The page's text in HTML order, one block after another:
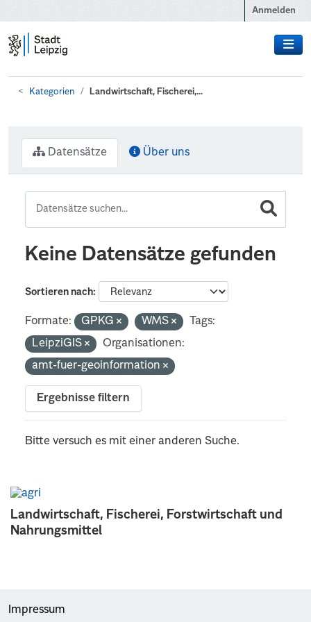
Anmelden
Kategorien Landwirtschaft, Fischerei,...
Landwirtschaft, Fischerei, Forstwirtschaft und
Nahrungsmittel
Datensätze Über uns
Keine Datensätze gefunden
Sortieren nach
Formate: GPKG WMS
Tags:
LeipziGIS
Organisationen:
amt-fuer-geoinformation
Ergebnisse filtern
Bitte versuch es mit einer anderen Suche.
Impressum